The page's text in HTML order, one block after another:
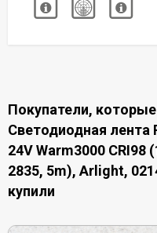
Покупатели,
Светодиодная лента
24V Warm3000 CRI98
2835, 5m), Arlight,
купили